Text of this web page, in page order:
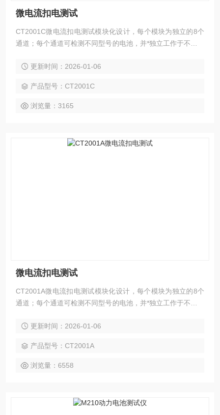
微电流扣电测试
CT2001C微电流扣电测试模块化设计，每个模块为独立的8个
通道；每个通道可检测不同型号的电池，并*独立工作于不同的
更新时间：2026-01-06
产品型号：CT2001C
浏览量：3165
微电流扣电测试
CT2001A微电流扣电测试模块化设计，每个模块为独立的8个
通道；每个通道可检测不同型号的电池，并*独立工作于不同的
更新时间：2026-01-06
产品型号：CT2001A
浏览量：6558